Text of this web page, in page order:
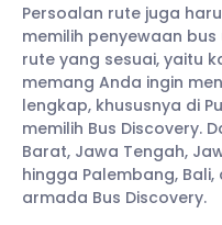
Persoalan rute juga
memilih penyewaan
rute yang sesuai, yaitu
memang Anda ingin
lengkap, khususnya di
memilih Bus Discovery.
Barat, Jawa Tengah,
hingga Palembang,
armada Bus Discovery.